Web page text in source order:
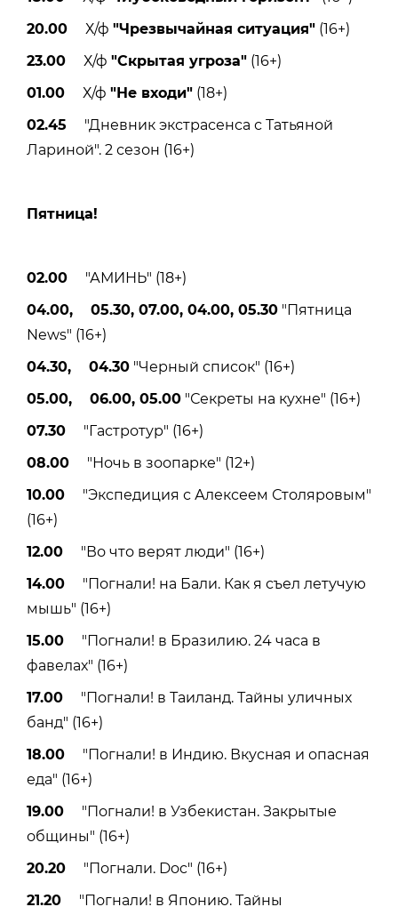
20.00 Х/ф "Чрезвычайная ситуация" (16+)
23.00 Х/ф "Скрытая угроза" (16+)
01.00 Х/ф "Не входи" (18+)
02.45 "Дневник экстрасенса с Татьяной
Лариной". 2 сезон (16+)
Пятницa!
02.00 "АМИНЬ" (18+)
04.00, 05.30, 07.00, 04.00, 05.30 "Пятница
News" (16+)
04.30, 04.30 "Черный список" (16+)
05.00, 06.00, 05.00 "Секреты на кухне" (16+)
07.30 "Гастротур" (16+)
08.00 "Ночь в зоопарке" (12+)
10.00 "Экспедиция с Алексеем Столяровым"
(16+)
12.00 "Во что верят люди" (16+)
14.00 "Погнали! на Бали. Как я съел летучую
мышь" (16+)
15.00 "Погнали! в Бразилию. 24 часа в
фавелах" (16+)
17.00 "Погнали! в Таиланд. Тайны уличных
банд" (16+)
18.00 "Погнали! в Индию. Вкусная и опасная
еда" (16+)
19.00 "Погнали! в Узбекистан. Закрытые
общины" (16+)
20.20 "Погнали. Doc" (16+)
21.20 "Погнали! в Японию. Тайны